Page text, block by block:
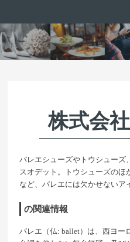
株式会
バレエシューズやトウシューズ
スオデット。トウシューズの
など、バレエには欠かせないア
の関連情報
バレエ（仏: ballet）は、西ヨー